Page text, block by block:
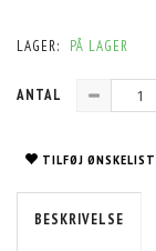
LAGER: PÅ LAGER
ANTAL
TILFØJ
BESKRIVELSE